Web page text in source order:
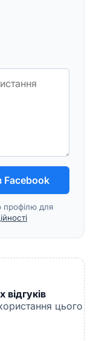
Facebook
профілю для
цього